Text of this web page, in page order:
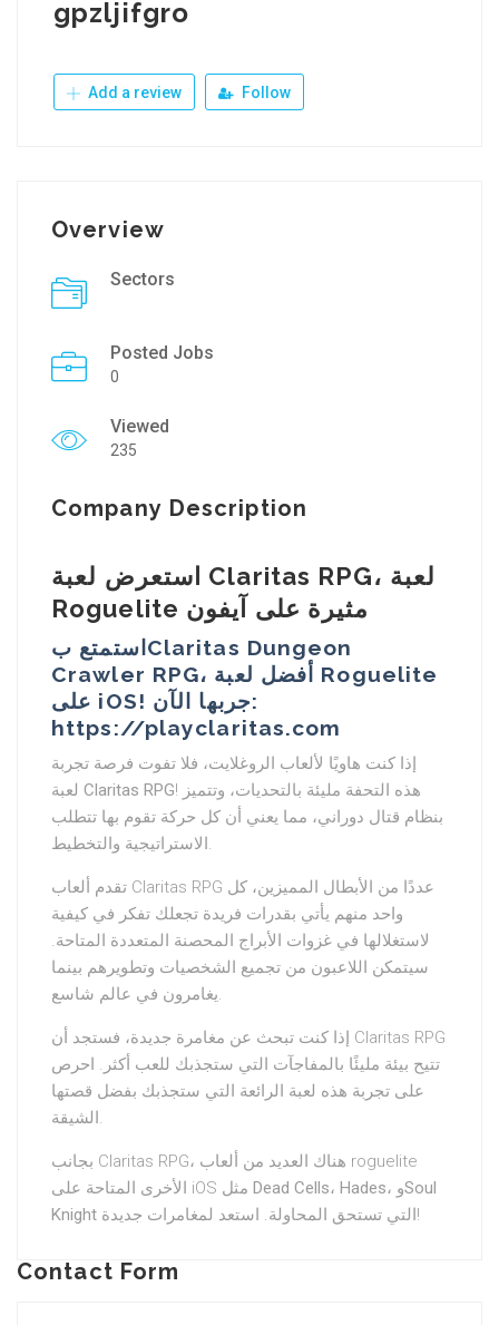
gpzljifgro
Add a review Follow
Overview
Sectors
Posted Jobs
0
Viewed
235
Company Description
استعرض لعبة Claritas RPG، لعبة
Roguelite مثيرة على آيفون
استمتع بClaritas Dungeon
Crawler RPG، أفضل لعبة Roguelite
على iOS! جربها الآن:
https://playclaritas.com
إذا كنت هاويًا لألعاب الروغلايت، فلا تفوت فرصة تجربة
Claritas RPG! هذه التحفة مليئة بالتحديات، وتتميز
بنظام قتال دوراني، مما يعني أن كل حركة تقوم بها تتطلب
الاستراتيجية والتخطيط.
تقدم ألعاب Claritas RPG عددًا من الأبطال المميزين، كل
واحد منهم يأتي بقدرات فريدة تجعلك تفكر في كيفية
لاستغلالها في غزوات الأبراج المحصنة المتعددة المتاحة.
سيتمكن اللاعبون من تجميع الشخصيات وتطويرهم بينما
يغامرون في عالم شاسع.
إذا كنت تبحث عن مغامرة جديدة، فستجد أن Claritas RPG
تتيح بيئة مليئًا بالمفاجآت التي ستجذبك للعب أكثر. احرص
على تجربة هذه لعبة الرائعة التي ستجذبك بفضل قصتها
الشيقة.
بجانب Claritas RPG، هناك العديد من ألعاب roguelite
Dead Cells، Hades ، وSoul
Knight
التي تستحق المحاولة. استعد لمغامرات جديدة!
Contact Form